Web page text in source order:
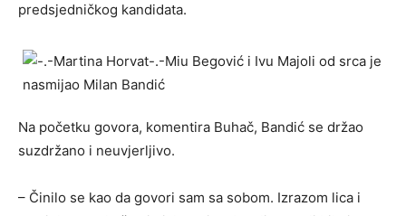
predsjedničkog kandidata.
Na početku govora, komentira Buhač, Bandić se držao
suzdržano i neuvjerljivo.
– Činilo se kao da govori sam sa sobom. Izrazom lica i